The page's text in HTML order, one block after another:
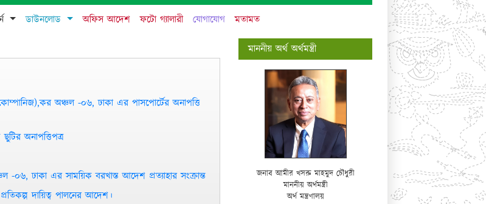
ডাউনলোড অফিস আদেশ ফটো গ্যালারী যোগাযোগ মতামত
অঞ্চল -০৬, ঢাকা এর পাসপোর্টের অনাপত্তি
অনাপত্তিপত্র
-০৬, ঢাকা এর সাময়িক বরখাস্ত আদেশ প্রত্যাহার সংক্রান্ত
দায়িত্ব পালনের আদেশ।
মাননীয় অর্থ অর্থমন্ত্রী
জনাব আমীর খসরু মাহমুদ চৌধুরী
মাননীয় অর্থমন্ত্রী
অর্থ মন্ত্রণালয়